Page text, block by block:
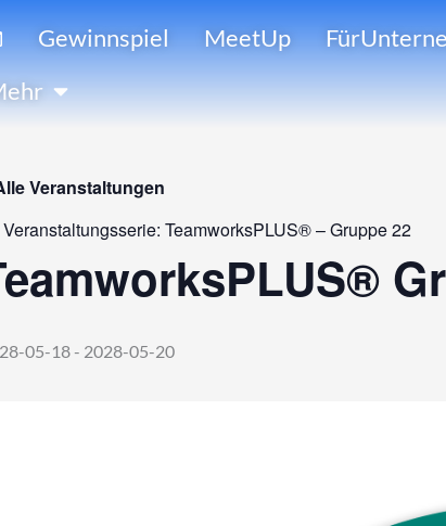
Gewinnspiel MeetUp
Veranstaltungen
Veranstaltungsserie: TeamworksPLUS® – Gruppe 22
05-18 - 2028-05-20